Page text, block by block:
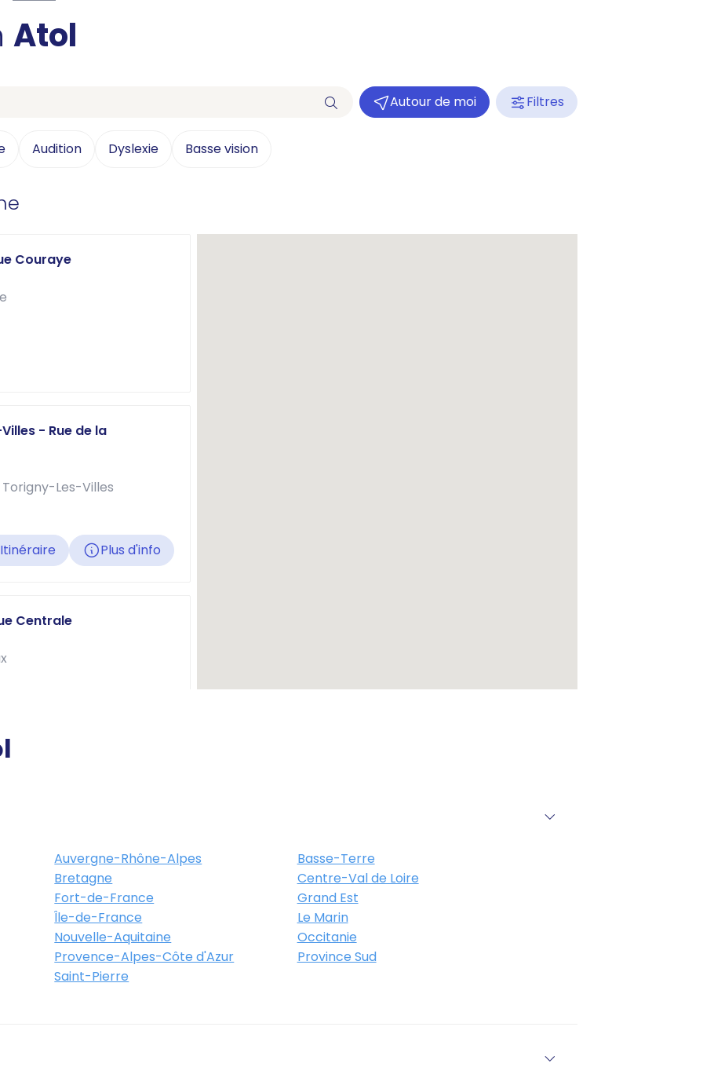
Atol
Autour de moi Filtres
Audition Dyslexie Basse vision
Couraye
- Rue de la
Torigny-Les-Villes
Itinéraire Plus d'info
Centrale
Itinéraire Plus d'info
de la Baie
Auvergne-Rhône-Alpes
Basse-Terre
Bretagne
Centre-Val de Loire
Fort-de-France
Grand Est
Île-de-France
Le Marin
Nouvelle-Aquitaine
Occitanie
Provence-Alpes-Côte d'Azur
Province Sud
Saint-Pierre